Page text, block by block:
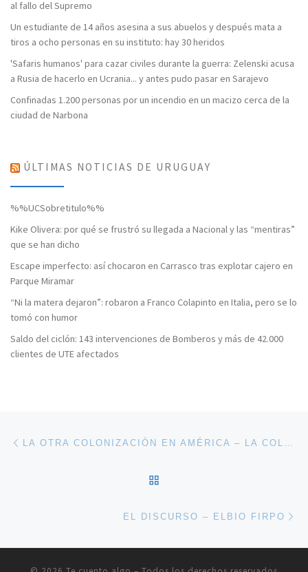
al fallo del Supremo
Un estudiante de 14 años asesina a sus abuelos y después mata a
tiros a ocho personas en su instituto: hay 30 heridos
'Safaris humanos' para cazar civiles durante la guerra: Zelenski acusa
a Rusia de hacerlo en Ucrania... y antes pudo pasar en Sarajevo
Confinadas 1.200 personas por un incendio en un macizo cerca de la
ciudad de Narbona
ÚLTIMAS NOTICIAS DE URUGUAY
%%UCSobretitulo%%
Kike Olivera: por qué se frustró su llegada a Nacional y las “mentiras”
que se han dicho
Escape imperfecto: así chocaron en Carrasco tras explotar cajero en
Parque Miramar
“Ni la matera dejaron”: robaron a Franco Colapinto en Italia, pero se lo
tomó con humor
Saldo del ciclón: 143 intervenciones de Bomberos y más de 42.000
clientes de UTE afectados
Navegación de entradas
EL DISCURSO – ELBIO FIRPO